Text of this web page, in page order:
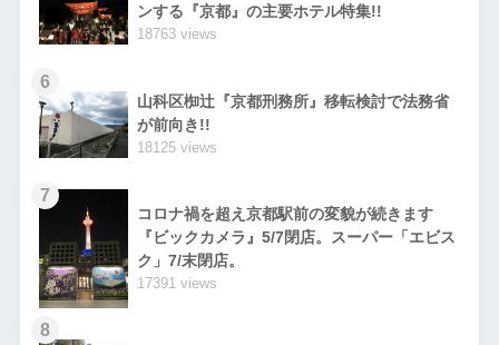
ンする『京都』の主要ホテル特集!!
18763 views
6
山科区椥辻『京都刑務所』移転検討で法務省
が前向き!!
18125 views
7
コロナ禍を超え京都駅前の変貌が続きます
『ビックカメラ』5/7閉店。スーパー「エビス
ク」7/末閉店。
17391 views
8